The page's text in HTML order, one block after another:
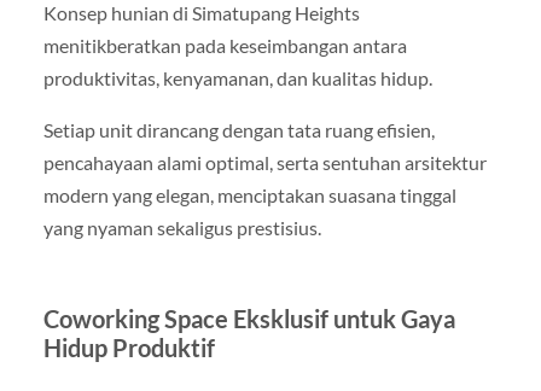
Konsep hunian di Simatupang Heights
menitikberatkan pada keseimbangan antara
produktivitas, kenyamanan, dan kualitas hidup.
Setiap unit dirancang dengan tata ruang efisien,
pencahayaan alami optimal, serta sentuhan arsitektur
modern yang elegan, menciptakan suasana tinggal
yang nyaman sekaligus prestisius.
Coworking Space Eksklusif untuk Gaya
Hidup Produktif